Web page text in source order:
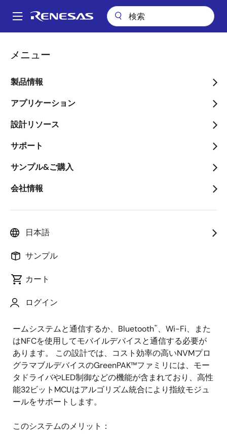
ン
Main
メニュー
製品情報
アプリケーション
設計リソース
サポート
サンプル&ご購入
会社情報
日本語
サンプル
カート
ログイン
パ
ン
く
ず
超低電力Wi-FiおよびBLEのスマートロック
超低電力Wi-FiおよびBLEの
スマートロック
ページセクションへ移動：
概要
要
説
メーション業界で急速に成長しているセグメントで
ームシステムと通信するか、Bluetooth®、Wi-Fi、また
はNFCを使用してモバイルデバイスと通信する必要が
あります。 この設計では、コスト効率の高いNVMプロ
グラマブルデバイスのGreenPAK™ファミリには、モー
タドライバやLED制御などの機能が含まれており、高性
能32ビットMCUはアルゴリズム統合により指紋モジュ
ールをサポートします。
このシステムのメリット：